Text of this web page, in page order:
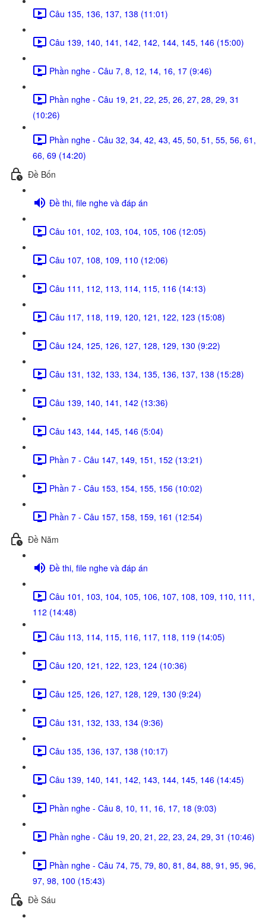
Câu 135, 136, 137, 138 (11:01)
Câu 139, 140, 141, 142, 142, 144, 145, 146 (15:00)
Phần nghe - Câu 7, 8, 12, 14, 16, 17 (9:46)
Phần nghe - Câu 19, 21, 22, 25, 26, 27, 28, 29, 31
(10:26)
Phần nghe - Câu 32, 34, 42, 43, 45, 50, 51, 55, 56, 61,
66, 69 (14:20)
Đề Bốn
Đề thi, file nghe và đáp án
Câu 101, 102, 103, 104, 105, 106 (12:05)
Câu 107, 108, 109, 110 (12:06)
Câu 111, 112, 113, 114, 115, 116 (14:13)
Câu 117, 118, 119, 120, 121, 122, 123 (15:08)
Câu 124, 125, 126, 127, 128, 129, 130 (9:22)
Câu 131, 132, 133, 134, 135, 136, 137, 138 (15:28)
Câu 139, 140, 141, 142 (13:36)
Câu 143, 144, 145, 146 (5:04)
Phần 7 - Câu 147, 149, 151, 152 (13:21)
Phần 7 - Câu 153, 154, 155, 156 (10:02)
Phần 7 - Câu 157, 158, 159, 161 (12:54)
Đề Năm
Đề thi, file nghe và đáp án
Câu 101, 103, 104, 105, 106, 107, 108, 109, 110, 111,
112 (14:48)
Câu 113, 114, 115, 116, 117, 118, 119 (14:05)
Câu 120, 121, 122, 123, 124 (10:36)
Câu 125, 126, 127, 128, 129, 130 (9:24)
Câu 131, 132, 133, 134 (9:36)
Câu 135, 136, 137, 138 (10:17)
Câu 139, 140, 141, 142, 143, 144, 145, 146 (14:45)
Phần nghe - Câu 8, 10, 11, 16, 17, 18 (9:03)
Phần nghe - Câu 19, 20, 21, 22, 23, 24, 29, 31 (10:46)
Phần nghe - Câu 74, 75, 79, 80, 81, 84, 88, 91, 95, 96,
97, 98, 100 (15:43)
Đề Sáu